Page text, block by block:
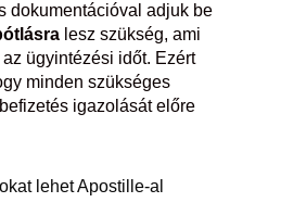
dokumentációval adjuk be
lesz szükség, ami
ügyintézési időt. Ezért
minden szükséges
igazolását előre
lehet Apostille-al